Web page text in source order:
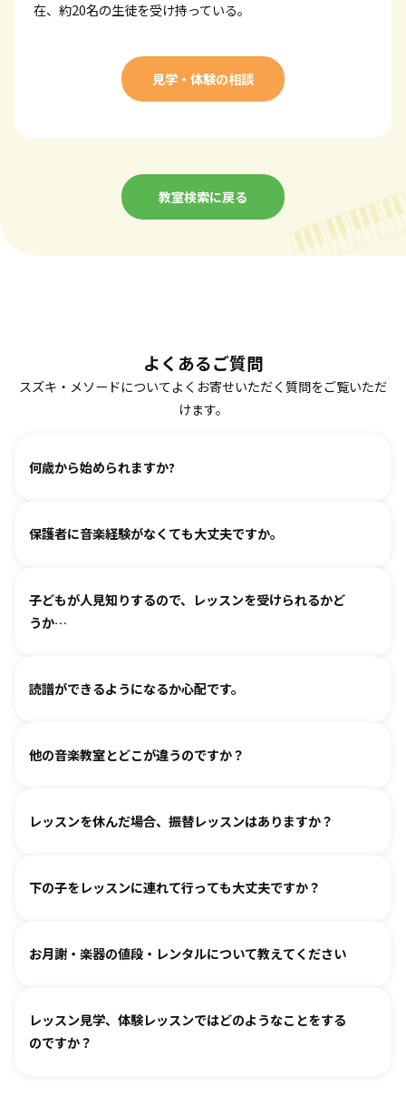
在、約20名の生徒を受け持っている。
見学・体験の相談
教室検索に戻る
よくあるご質問
スズキ・メソードについてよくお寄せいただく質問をご覧いただ
けます。
何歳から始められますか?
ヴァイオリン、ピアノ、フルート、チェロは2、3歳から始め
（楽器のレッスンを始める前の0〜3歳児コースは全国に約15
箇所ございます。）
保護者に音楽経験がなくても大丈夫ですか。
基本は個人レッスンで、一人一人に合わせて指導しておりま
す。楽器に触れるのが初めてのお子様・ご家庭でも基礎から
グループレッスンやイベントなど、楽しくご参加いただける
る、というお声も多くいただいております。
子どもが人見知りするので、レッスンを受けられるかど
うか…
各指導者がお子様の個性に合わせて、安心して音楽を楽しん
ご覧いただき、徐々に慣れていただくのがおすすめです。お
読譜ができるようになるか心配です。
各指導者がお子様の様子を見ながら工夫をして指導していま
どを通して楽しみながら自然に読譜に慣れていきます。
他の音楽教室とどこが違うのですか？
言葉を身につけるのと同じように、まずはたくさん聴いて、
ァルトなどの名曲を弾けるようになります。指導者は 養成課
レッスンを休んだ場合、振替レッスンはありますか？
教室ごとに時間割を組んでおりますので、各教室までご相談
オンラインレッスン対応が可能な教室もございます。
下の子をレッスンに連れて行っても大丈夫ですか？
どうぞお連れください。まずはレッスン見学にお越しいただ
お月謝・楽器の値段・レンタルについて教えてください
お月謝は教室により異なります。 教室情報ページ をご参照く
ださい。
レッスン見学、体験レッスンではどのようなことをする
のですか？